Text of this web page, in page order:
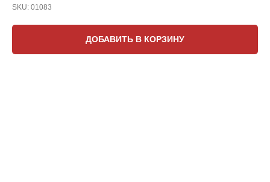
SKU: 01083
ДОБАВИТЬ В КОРЗИНУ